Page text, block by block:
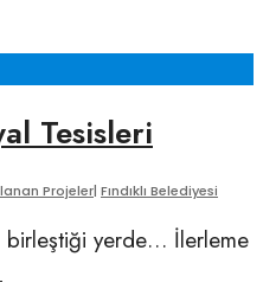
Tesisleri
Projeler| Fındıklı Belediyesi
birleştiği yerde… İlerleme